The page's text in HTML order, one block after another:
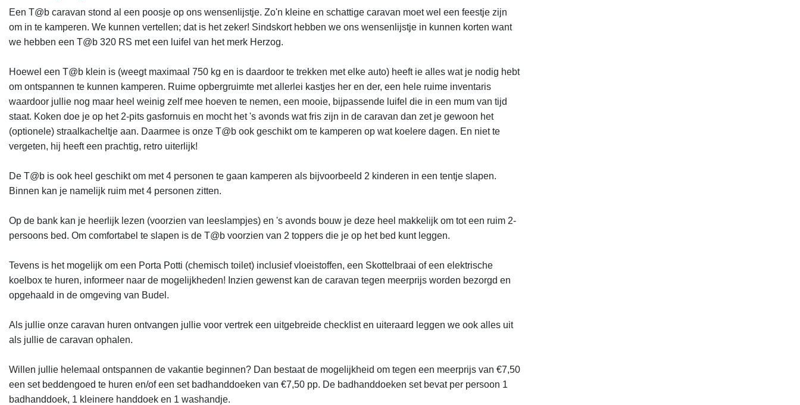
Een T@b caravan stond al een poosje op ons wensenlijstje. Zo'n kleine en schattige caravan moet wel een feestje zijn
om in te kamperen. We kunnen vertellen; dat is het zeker! Sindskort hebben we ons wensenlijstje in kunnen korten want
we hebben een T@b 320 RS met een luifel van het merk Herzog.
Hoewel een T@b klein is (weegt maximaal 750 kg en is daardoor te trekken met elke auto) heeft ie alles wat je nodig hebt
om ontspannen te kunnen kamperen. Ruime opbergruimte met allerlei kastjes her en der, een hele ruime inventaris
waardoor jullie nog maar heel weinig zelf mee hoeven te nemen, een mooie, bijpassende luifel die in een mum van tijd
staat. Koken doe je op het 2-pits gasfornuis en mocht het 's avonds wat fris zijn in de caravan dan zet je gewoon het
(optionele) straalkacheltje aan. Daarmee is onze T@b ook geschikt om te kamperen op wat koelere dagen. En niet te
vergeten, hij heeft een prachtig, retro uiterlijk!
De T@b is ook heel geschikt om met 4 personen te gaan kamperen als bijvoorbeeld 2 kinderen in een tentje slapen.
Binnen kan je namelijk ruim met 4 personen zitten.
Op de bank kan je heerlijk lezen (voorzien van leeslampjes) en 's avonds bouw je deze heel makkelijk om tot een ruim 2-
persoons bed. Om comfortabel te slapen is de T@b voorzien van 2 toppers die je op het bed kunt leggen.
Tevens is het mogelijk om een Porta Potti (chemisch toilet) inclusief vloeistoffen, een Skottelbraai of een elektrische
koelbox te huren, informeer naar de mogelijkheden! Inzien gewenst kan de caravan tegen meerprijs worden bezorgd en
opgehaald in de omgeving van Budel.
Als jullie onze caravan huren ontvangen jullie voor vertrek een uitgebreide checklist en uiteraard leggen we ook alles uit
als jullie de caravan ophalen.
Willen jullie helemaal ontspannen de vakantie beginnen? Dan bestaat de mogelijkheid om tegen een meerprijs van €7,50
een set beddengoed te huren en/of een set badhanddoeken van €7,50 pp. De badhanddoeken set bevat per persoon 1
badhanddoek, 1 kleinere handdoek en 1 washandje.